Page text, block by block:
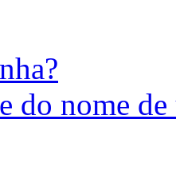
do nome